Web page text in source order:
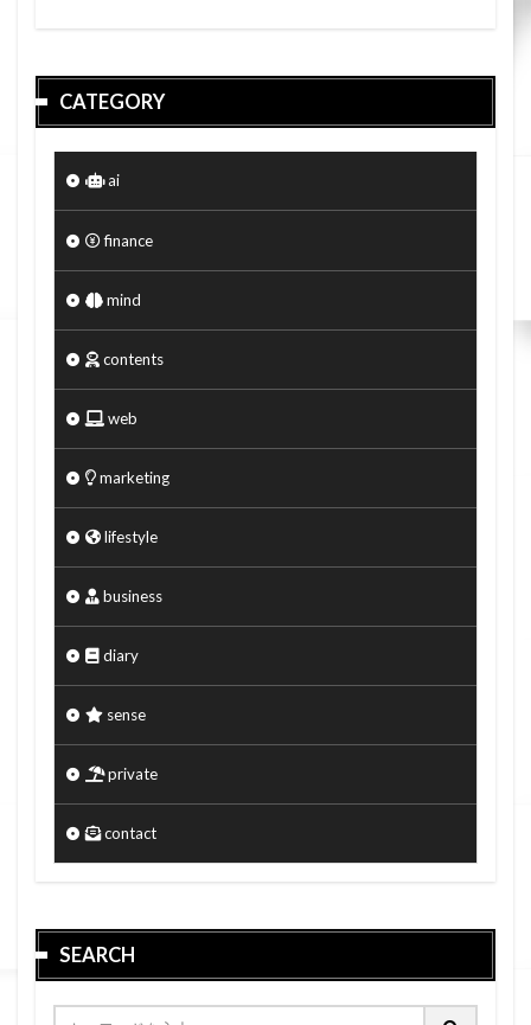
CATEGORY
ai
finance
mind
contents
web
marketing
lifestyle
business
diary
sense
private
contact
SEARCH